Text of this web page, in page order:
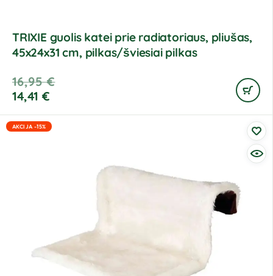
TRIXIE guolis katei prie radiatoriaus, pliušas,
45x24x31 cm, pilkas/šviesiai pilkas
16,95€
14,41 €
AKCIJA -15%